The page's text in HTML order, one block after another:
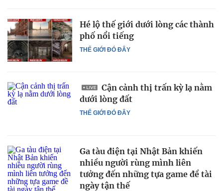
THẾ GIỚI ĐÓ ĐÂY
Hé lộ thế giới dưới lòng các thành
phố nổi tiếng
THẾ GIỚI ĐÓ ĐÂY
Cận cảnh thị trấn kỳ lạ nằm
dưới lòng đất
Ga tàu điện tại Nhật Bản khiến
nhiều người rùng mình liên
tưởng đến những tựa game đề tài
ngày tận thế